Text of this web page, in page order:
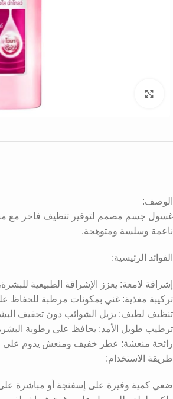
الوصف:
غسول جسم مصمم لتوفير تنظيف فاخر مع
ناعمة وسلسة ومتوهجة.
الفوائد الرئيسية:
إشراقة لامعة: يعزز الإشراقة الطبيعية
تركيبة مغذية: غني بمكونات مرطبة للحفاظ
تنظيف لطيف: يزيل الشوائب دون تجفيف
ترطيب طويل الأمد: يحافظ على رطوبة
رائحة منعشة: عطر خفيف ومنعش يدوم على
طريقة الاستخدام:
ضعي كمية وفيرة على إسفنجة أو مباشرة على